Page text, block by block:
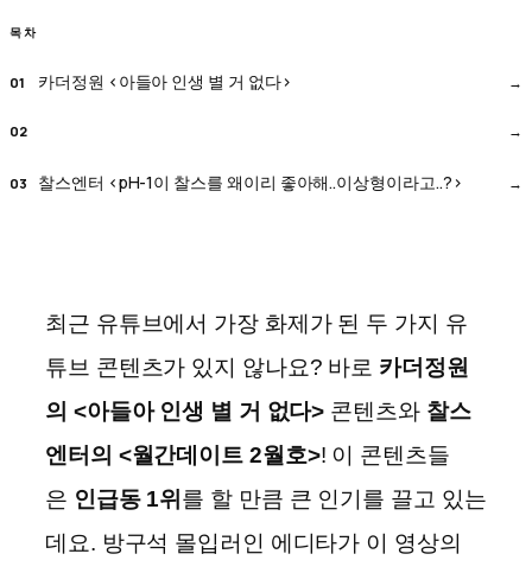
목차
카더정원 <아들아 인생 별 거 없다>
찰스엔터 <pH-1이 찰스를 왜이리 좋아해..이상형이라고..?>
최근 유튜브에서 가장 화제가 된 두 가지 유
튜브 콘텐츠가 있지 않나요? 바로 카더정원
의 <아들아 인생 별 거 없다> 콘텐츠와 찰스
엔터의 <월간데이트 2월호>! 이 콘텐츠들
은 인급동 1위 를 할 만큼 큰 인기를 끌고 있는
데요. 방구석 몰입러인 에디타가 이 영상의